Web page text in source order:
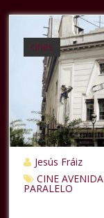
cines
Jesús Fráiz
CINE AVENIDA
PARALELO